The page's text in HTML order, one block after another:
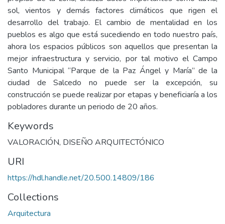
sol, vientos y demás factores climáticos que rigen el
desarrollo del trabajo. El cambio de mentalidad en los
pueblos es algo que está sucediendo en todo nuestro país,
ahora los espacios públicos son aquellos que presentan la
mejor infraestructura y servicio, por tal motivo el Campo
Santo Municipal “Parque de la Paz Ángel y María” de la
ciudad de Salcedo no puede ser la excepción, su
construcción se puede realizar por etapas y beneficiaría a los
pobladores durante un periodo de 20 años.
Keywords
VALORACIÓN, DISEÑO ARQUITECTÓNICO
URI
https://hdl.handle.net/20.500.14809/186
Collections
Arquitectura